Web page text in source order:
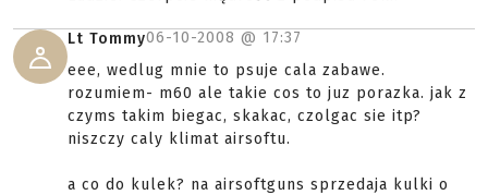
Lt Tommy06-10-2008 @ 17:37
eee, wedlug mnie to psuje cala zabawe.
rozumiem- m60 ale takie cos to juz porazka. jak z
czyms takim biegac, skakac, czolgac sie itp?
niszczy caly klimat airsoftu.
a co do kulek? na airsoftguns sprzedaja kulki o